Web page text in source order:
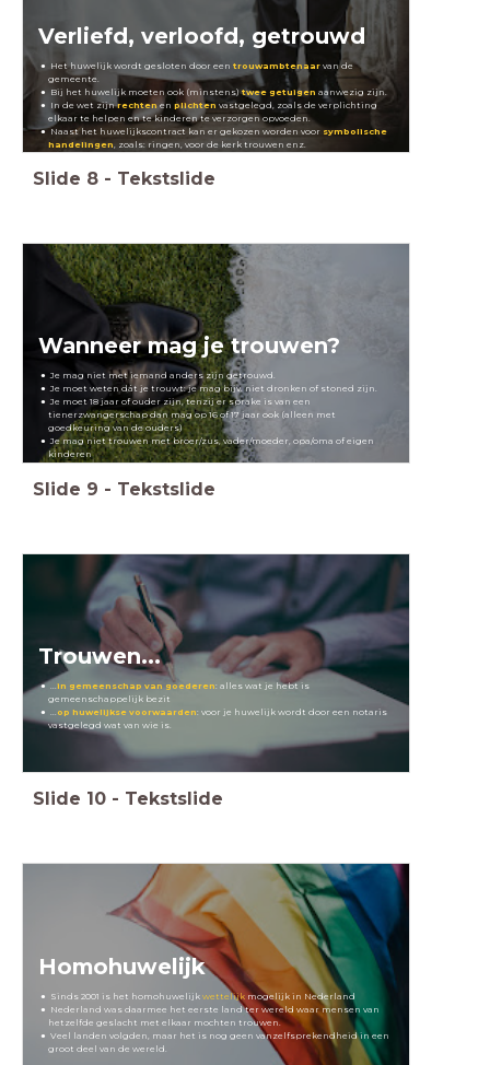
Verliefd, verloofd, getrouwd
Het huwelijk wordt gesloten door eentrouwambtenaar van de
gemeente.
Bij het huwelijk moeten ook (minstens)twee getuigen aanwezig zijn.
In de wet zijnrechten enplichten vastgelegd, zoals de verplichting
elkaar te helpen en te kinderen te verzorgen opvoeden.
Naast het huwelijkscontract kan er gekozen worden voor symbolische
handelingen , zoals: ringen, voor de kerk trouwen enz.
Slide 8 - Tekstslide
Wanneer mag je trouwen?
Je mag niet met iemand anders zijn getrouwd.
Je moet weten dát je trouwt: je mag bijv. niet dronken of stoned zijn.
Je moet 18 jaar of ouder zijn, tenzij er sprake is van een
tienerzwangerschap dan mag op 16 of 17 jaar ook (alleen met
goedkeuring van de ouders)
Je mag niet trouwen met broer/zus, vader/moeder, opa/oma of eigen
kinderen
Slide 9 - Tekstslide
Trouwen...
...in gemeenschap van goederen: alles wat je hebt is
gemeenschappelijk bezit
... op huwelijkse voorwaarden: voor je huwelijk wordt door een notaris
vastgelegd wat van wie is.
Slide 10 - Tekstslide
Homohuwelijk
Sinds 2001 is het homohuwelijkwettelijk mogelijk in Nederland
Nederland was daarmee het eerste land ter wereld waar mensen van
hetzelfde geslacht met elkaar mochten trouwen.
Veel landen volgden, maar het is nog geen vanzelfsprekendheid in een
groot deel van de wereld.